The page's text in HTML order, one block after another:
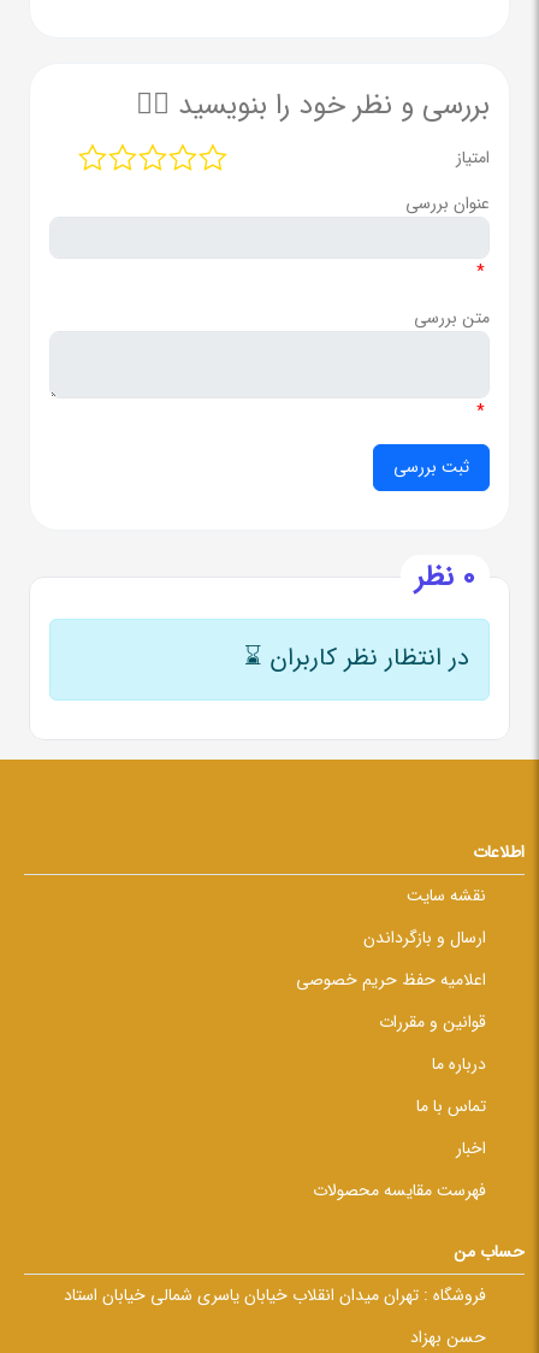
بررسی و نظر خود را بنویسید ✍🏻
امتیاز
عنوان بررسی
*
متن بررسی
*
0 نظر
در انتظار نظر کاربران ⌛
اطلاعات
نقشه سایت
ارسال و بازگرداندن
اعلامیه حفظ حریم خصوصی
قوانین و مقررات
درباره ما
تماس با ما
اخبار
فهرست مقایسه محصولات
حساب من
فروشگاه : تهران میدان انقلاب خیابان یاسری شمالی خیابان استاد
حسن بهزاد